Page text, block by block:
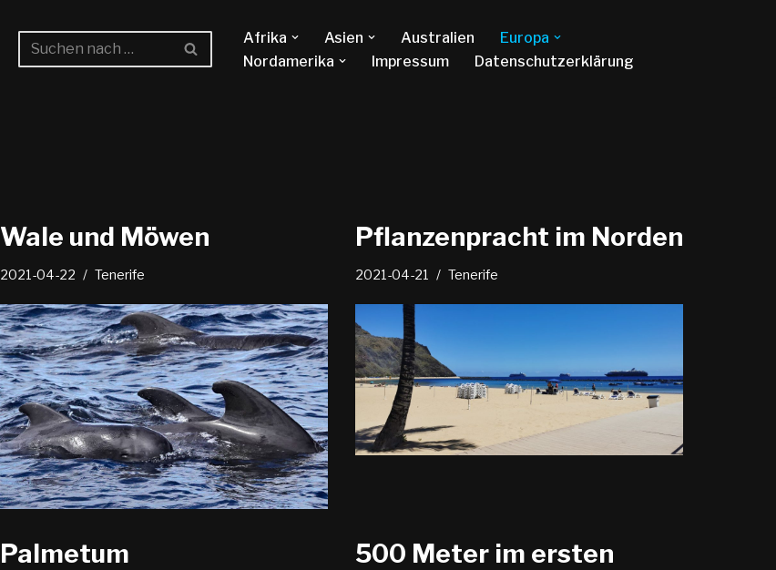
Afrika Asien Australien
Europa
Nordamerika
Impressum Datenschutzerklärung
Wale und Möwen
2021-04-22 Tenerife
Pflanzenpracht im Norden
2021-04-21 Tenerife
Palmetum
500 Meter im ersten